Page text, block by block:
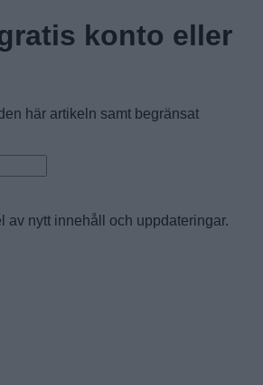
konto eller
här artikeln samt begränsat
av nytt innehåll och uppdateringar.